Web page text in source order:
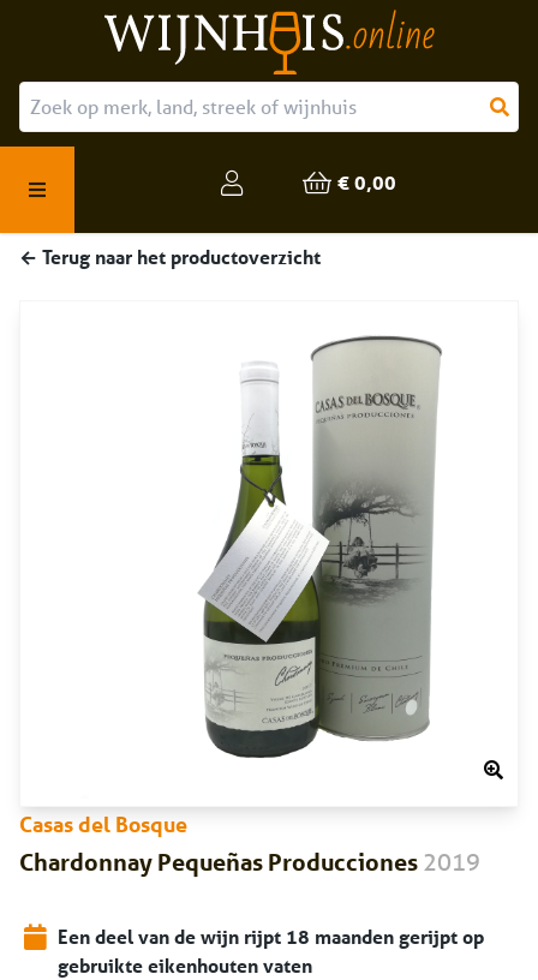
€ 0,00
Onze producten
Veelgestelde vragen
← Terug naar het productoverzicht
Casas del Bosque
Chardonnay Pequeñas Producciones 2019
Een deel van de wijn rijpt 18 maanden gerijpt op
gebruikte eikenhouten vaten